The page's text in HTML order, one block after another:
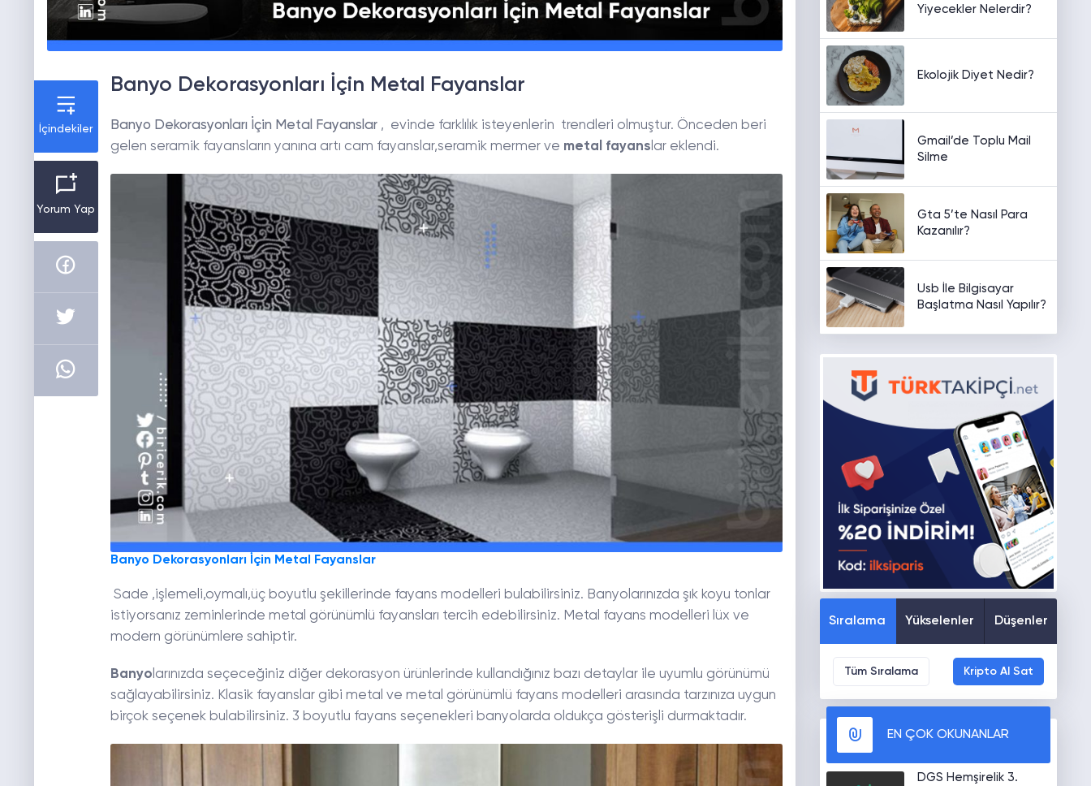
İçindekiler
Yorum Yap
Banyo Dekorasyonları İçin Metal Fayanslar
Banyo Dekorasyonları İçin Metal Fayanslar, evinde farklılık isteyenlerin trendleri olmuştur. Önceden beri
gelen seramik fayansların yanına artı cam fayanslar,seramik mermer ve metal fayanslar eklendi.
Banyo Dekorasyonları İçin Metal Fayanslar
Sade ,işlemeli,oymalı,üç boyutlu şekillerinde fayans modelleri bulabilirsiniz. Banyolarınızda şık koyu tonlar
istiyorsanız zeminlerinde metal görünümlü fayansları tercih edebilirsiniz. Metal fayans modelleri lüx ve
modern görünümlere sahiptir.
Banyo larınızda seçeceğiniz diğer dekorasyon ürünlerinde kullandığınız bazı detaylar ile uyumlu görünümü
sağlayabilirsiniz. Klasik fayanslar gibi metal ve metal görünümlü fayans modelleri arasında tarzınıza uygun
birçok seçenek bulabilirsiniz. 3 boyutlu fayans seçenekleri banyolarda oldukça gösterişli durmaktadır.
Yiyecekler Nelerdir?
Ekolojik Diyet Nedir?
Gmail’de Toplu Mail
Silme
Gta 5’te Nasıl Para
Kazanılır?
Usb İle Bilgisayar
Başlatma Nasıl Yapılır?
Sıralama Yükselenler Düşenler
Tüm Sıralama Kripto Al Sat
EN ÇOK OKUNANLAR
DGS Hemşirelik 3.